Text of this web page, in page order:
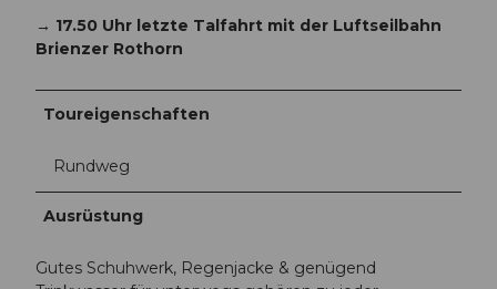
→ 17.50 Uhr letzte Talfahrt mit der Luftseilbahn
Brienzer Rothorn
Toureigenschaften
Rundweg
Ausrüstung
Gutes Schuhwerk, Regenjacke & genügend